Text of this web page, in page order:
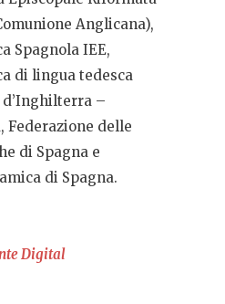
Anglicana),
Spagnola IEE,
di lingua tedesca
–
Federazione delle
di Spagna e
di Spagna.
Digital